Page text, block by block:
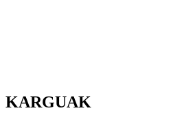
KARGUAK